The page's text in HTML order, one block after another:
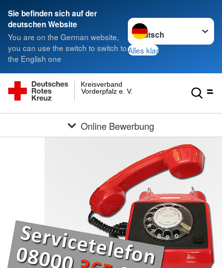
Sie befinden sich auf der
deutschen Website
You are on the German website,
you can use the switch to switch to
the English one
Sprache wechseln zu
Alles klar
Vorderpfalz e. V.
Kreisverband
Online Bewerbung